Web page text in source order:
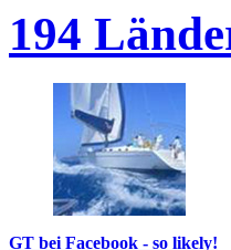
194
GT bei Facebook - so likely!